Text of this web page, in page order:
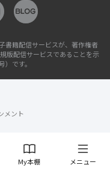
My本棚 メニュー
書籍配信サービスが、著作権者
版配信サービスであることを示
です。
メント